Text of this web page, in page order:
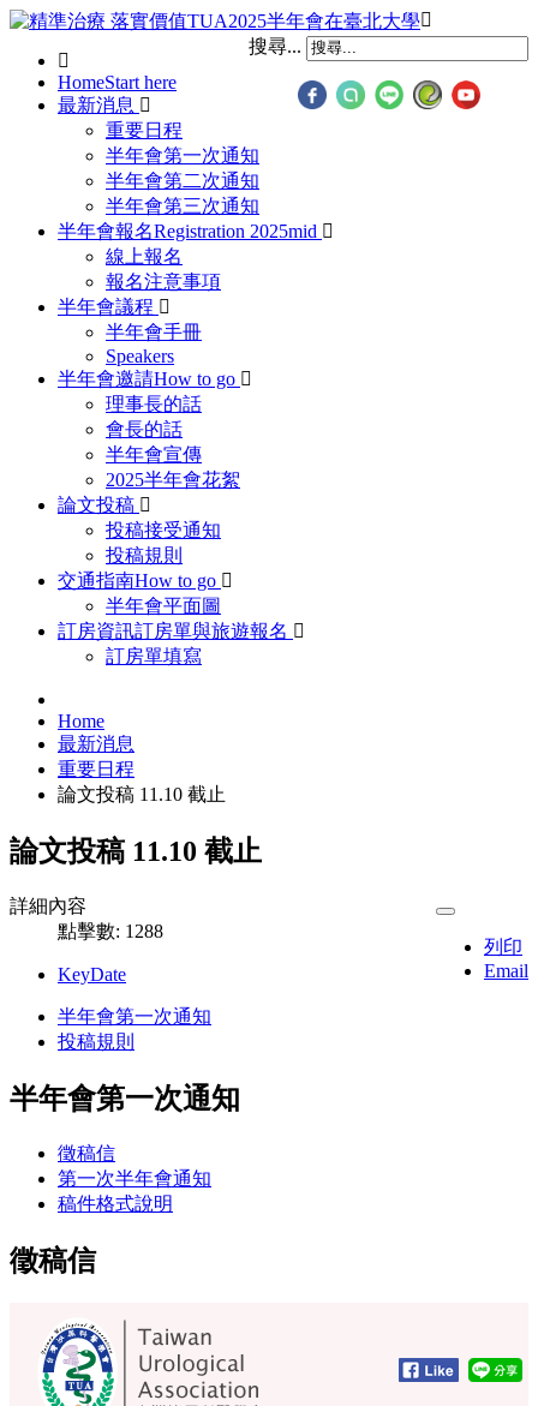
搜尋...
HomeStart here
最新消息
重要日程
半年會第一次通知
半年會第二次通知
半年會第三次通知
半年會報名Registration 2025mid
線上報名
報名注意事項
半年會議程
半年會手冊
Speakers
半年會邀請How to go
理事長的話
會長的話
半年會宣傳
2025半年會花絮
論文投稿
投稿接受通知
投稿規則
交通指南How to go
半年會平面圖
訂房資訊訂房單與旅遊報名
訂房單填寫
Home
最新消息
重要日程
論文投稿 11.10 截止
論文投稿 11.10 截止
列印
Email
詳細內容
點擊數: 1288
KeyDate
半年會第一次通知
投稿規則
半年會第一次通知
徵稿信
第一次半年會通知
稿件格式說明
徵稿信